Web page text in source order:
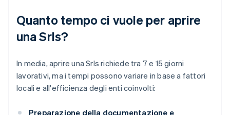
Quanto tempo ci vuole per aprire
una Srls?
In media, aprire una Srls richiede tra 7 e 15 giorni
lavorativi, ma i tempi possono variare in base a fattori
locali e all'efficienza degli enti coinvolti:
Preparazione della documentazione e